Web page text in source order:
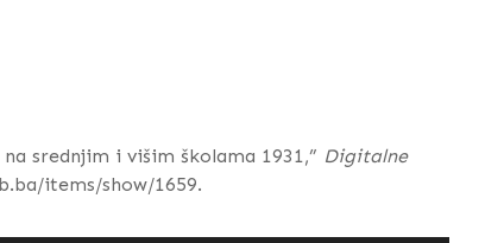
srednjim i višim školama 1931,” Digitalne
items/show/1659.